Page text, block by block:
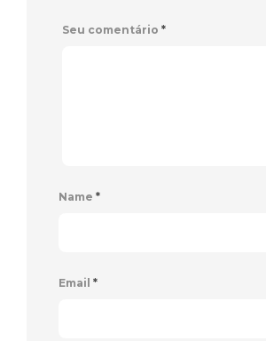
Seu comentário *
Name *
Email *